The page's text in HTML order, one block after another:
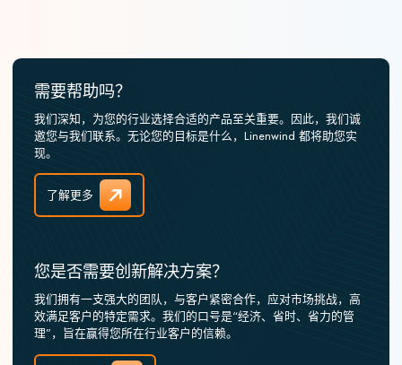
需要帮助吗？
我们深知，为您的行业选择合适的产品至关重要。因此，我们诚
邀您与我们联系。无论您的目标是什么，Linenwind 都将助您实
现。
了解更多
您是否需要创新解决方案？
我们拥有一支强大的团队，与客户紧密合作，应对市场挑战，高
效满足客户的特定需求。我们的口号是“经济、省时、省力的管
理”，旨在赢得您所在行业客户的信赖。